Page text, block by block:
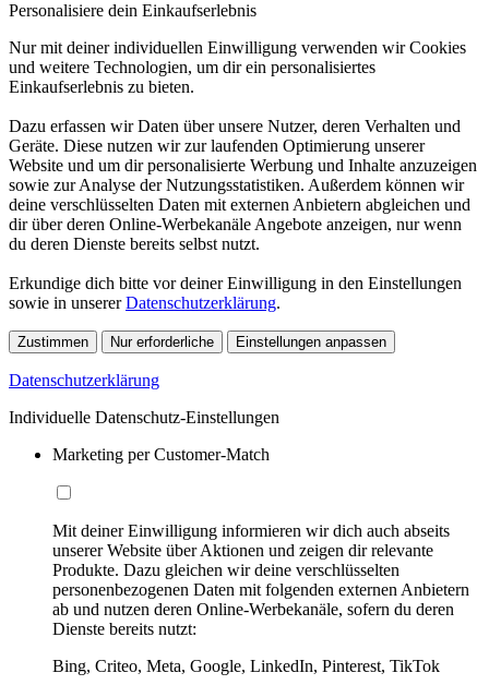
Personalisiere dein Einkaufserlebnis
Nur mit deiner individuellen Einwilligung verwenden wir Cookies
und weitere Technologien, um dir ein personalisiertes
Einkaufserlebnis zu bieten.
Dazu erfassen wir Daten über unsere Nutzer, deren Verhalten und
Geräte. Diese nutzen wir zur laufenden Optimierung unserer
Website und um dir personalisierte Werbung und Inhalte anzuzeigen
sowie zur Analyse der Nutzungsstatistiken. Außerdem können wir
deine verschlüsselten Daten mit externen Anbietern abgleichen und
dir über deren Online-Werbekanäle Angebote anzeigen, nur wenn
du deren Dienste bereits selbst nutzt.
Erkundige dich bitte vor deiner Einwilligung in den Einstellungen
sowie in unsererDatenschutzerklärung.
Zustimmen Nur erforderliche Einstellungen anpassen
Datenschutzerklärung
Individuelle Datenschutz-Einstellungen
Marketing per Customer-Match
Mit deiner Einwilligung informieren wir dich auch abseits
unserer Website über Aktionen und zeigen dir relevante
Produkte. Dazu gleichen wir deine verschlüsselten
personenbezogenen Daten mit folgenden externen Anbietern
ab und nutzen deren Online-Werbekanäle, sofern du deren
Dienste bereits nutzt:
Bing, Criteo, Meta, Google, LinkedIn, Pinterest, TikTok